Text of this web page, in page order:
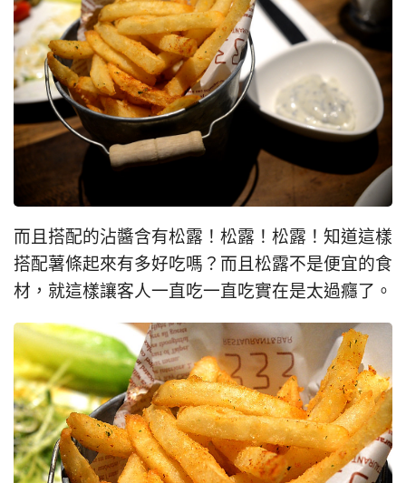
而且搭配的沾醬含有松露！松露！松露！知道這樣
搭配薯條起來有多好吃嗎？而且松露不是便宜的食
材，就這樣讓客人一直吃一直吃實在是太過癮了。